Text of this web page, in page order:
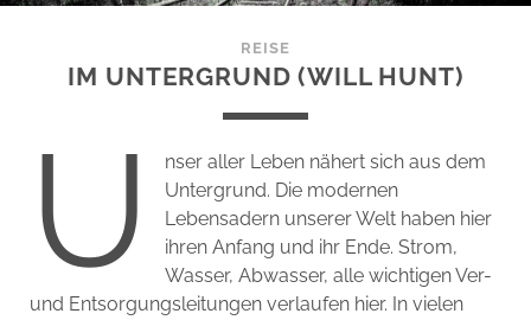
REISE
IM UNTERGRUND (WILL HUNT)
U
nser aller Leben nähert sich aus dem
Untergrund. Die modernen
Lebensadern unserer Welt haben hier
ihren Anfang und ihr Ende. Strom,
Wasser, Abwasser, alle wichtigen Ver-
und Entsorgungsleitungen verlaufen hier. In vielen